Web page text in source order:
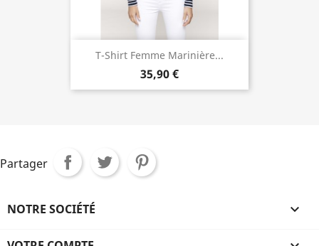
T-Shirt Femme Marinière...
35,90 €
Partager
NOTRE SOCIÉTÉ 